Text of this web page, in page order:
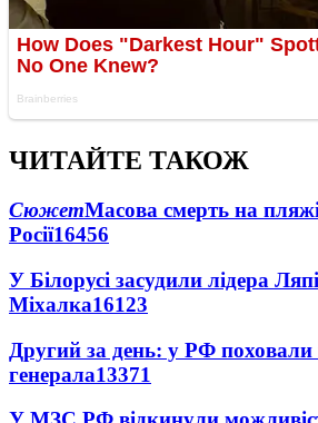
ЧИТАЙТЕ ТАКОЖ
СюжетМасова смерть на
Росії16456
У Білорусі засудили лідера
Міхалка16123
Другий за день: у РФ поховали
генерала13371